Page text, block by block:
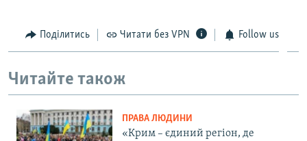
Поділитись Читати без VPN Follow us
Читайте також
ПРАВА ЛЮДИНИ
«Крим – єдиний регіон, де